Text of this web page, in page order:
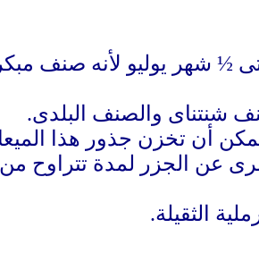
½ شهر يوليو لأنه صنف
شنتناى والصنف البلدى.
أن تخزن جذور هذا
تتراوح من 1.5 : 2 شهر تقريباً.
الثقيلة.